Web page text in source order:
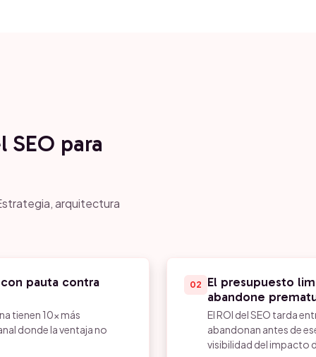
para
arquitectura
pauta contra
tienen 10x más
donde la ventaja no
02
El presupuesto
abandone
El ROI del SEO tarda
abandonan antes de
visibilidad del impacto